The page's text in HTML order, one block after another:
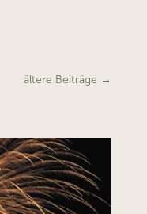
ältere Beiträge →